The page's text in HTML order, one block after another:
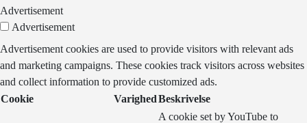
Advertisement
Advertisement
Advertisement cookies are used to provide visitors with relevant ads
and marketing campaigns. These cookies track visitors across websites
and collect information to provide customized ads.
Cookie
VarighedBeskrivelse
A cookie set by YouTube to